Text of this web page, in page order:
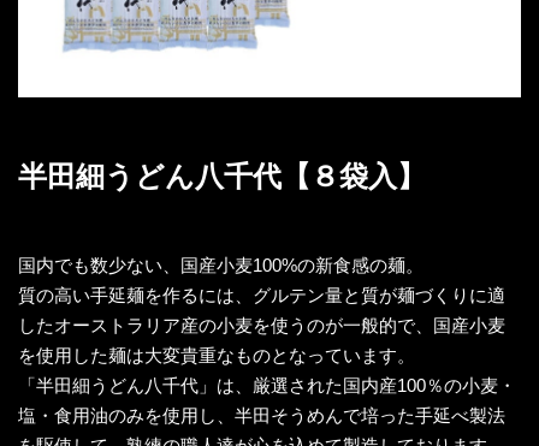
半田細うどん八千代【８袋入】
国内でも数少ない、国産小麦100%の新食感の麺。
質の高い手延麺を作るには、グルテン量と質が麺づくりに適
したオーストラリア産の小麦を使うのが一般的で、国産小麦
を使用した麺は大変貴重なものとなっています。
「半田細うどん八千代」は、厳選された国内産100％の小麦・
塩・食用油のみを使用し、半田そうめんで培った手延べ製法